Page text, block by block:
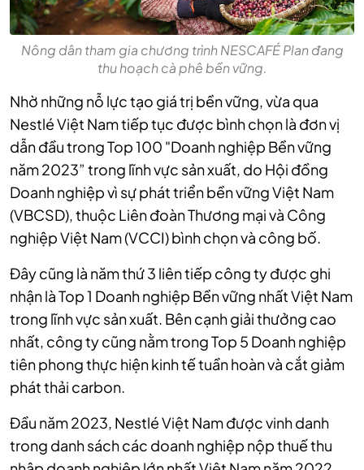
Nông dân tham gia chương trình NESCAFÉ Plan đang
thu hoạch cà phê bền vững.
Nhờ những nỗ lực tạo giá trị bền vững, vừa qua
Nestlé Việt Nam tiếp tục được bình chọn là đơn vị
dẫn đầu trong Top 100 "Doanh nghiệp Bền vững
năm 2023” trong lĩnh vực sản xuất, do Hội đồng
Doanh nghiệp vì sự phát triển bền vững Việt Nam
(VBCSD), thuộc Liên đoàn Thương mại và Công
nghiệp Việt Nam (VCCI) bình chọn và công bố.
Đây cũng là năm thứ 3 liên tiếp công ty được ghi
nhận là Top 1 Doanh nghiệp Bền vững nhất Việt Nam
trong lĩnh vực sản xuất. Bên cạnh giải thưởng cao
nhất, công ty cũng nằm trong Top 5 Doanh nghiệp
tiên phong thực hiện kinh tế tuần hoàn và cắt giảm
phát thải carbon.
Đầu năm 2023, Nestlé Việt Nam được vinh danh
trong danh sách các doanh nghiệp nộp thuế thu